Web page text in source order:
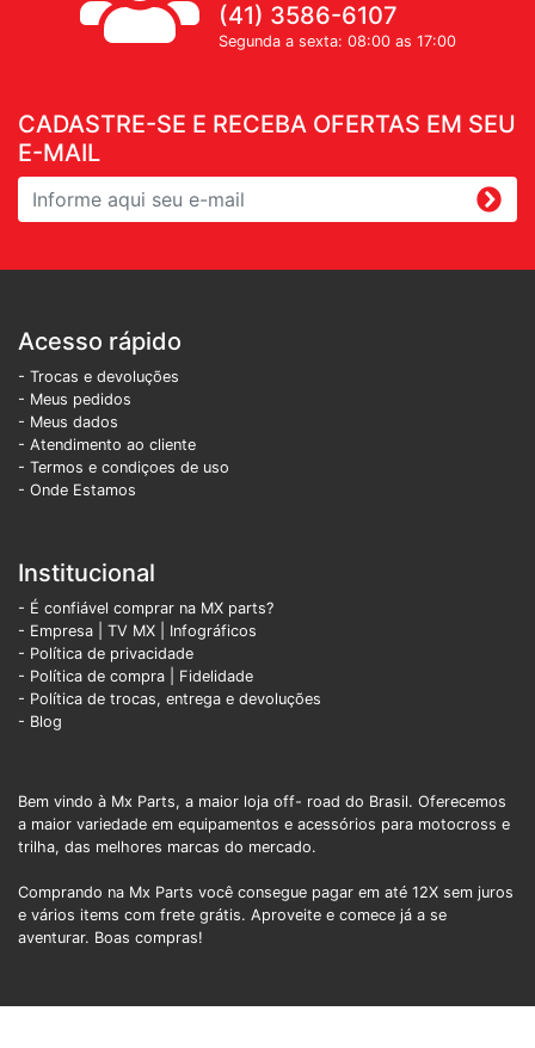
CADASTRE-SE E RECEBA OFERTAS EM SEU
E-MAIL
(41) 3586-6107
Segunda a sexta: 08:00 as 17:00
Acesso rápido
- Trocas e devoluções
- Meus pedidos
- Meus dados
- Atendimento ao cliente
- Termos e condiçoes de uso
- Onde Estamos
Institucional
- É confiável comprar na MX parts?
- Empresa
TV MX
Infográficos
- Política de privacidade
- Política de compra | Fidelidade
- Política de trocas, entrega e devoluções
- Blog
Bem vindo à Mx Parts, a maior loja off- road do Brasil. Oferecemos
a maior variedade em equipamentos e acessórios para motocross e
trilha, das melhores marcas do mercado.
Comprando na Mx Parts você consegue pagar em até 12X sem juros
e vários items com frete grátis. Aproveite e comece já a se
aventurar. Boas compras!